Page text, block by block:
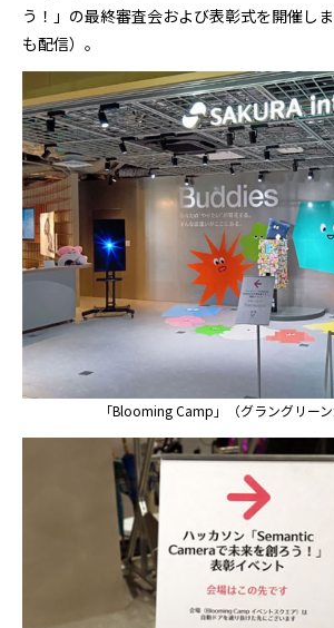
う！」の最終審査会および表彰式を開催し
も配信）。
「Blooming Camp」（グラングリー